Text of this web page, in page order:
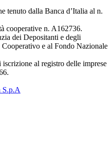
tenuto dalla Banca d’Italia al n.
cooperative n. A162736.
dei Depositanti e degli
e al Fondo Nazionale
al registro delle imprese
S.p.A